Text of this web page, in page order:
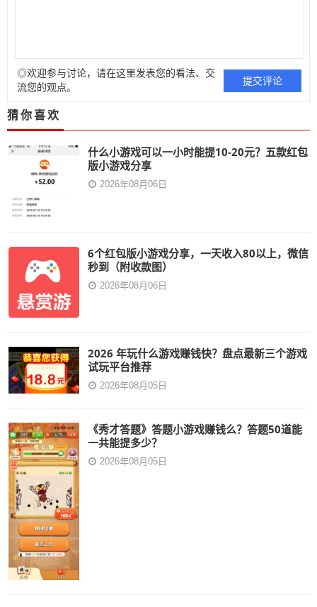
◎欢迎参与讨论，请在这里发表您的看法、交
流您的观点。
猜你喜欢
什么小游戏可以一小时能提10-20元？五款红包
版小游戏分享
2026年08月06日
6个红包版小游戏分享，一天收入80以上，微信
秒到（附收款图）
2026年08月06日
2026 年玩什么游戏赚钱快？盘点最新三个游戏
试玩平台推荐
2026年08月05日
《秀才答题》答题小游戏赚钱么？答题50道能
一共能提多少？
2026年08月05日